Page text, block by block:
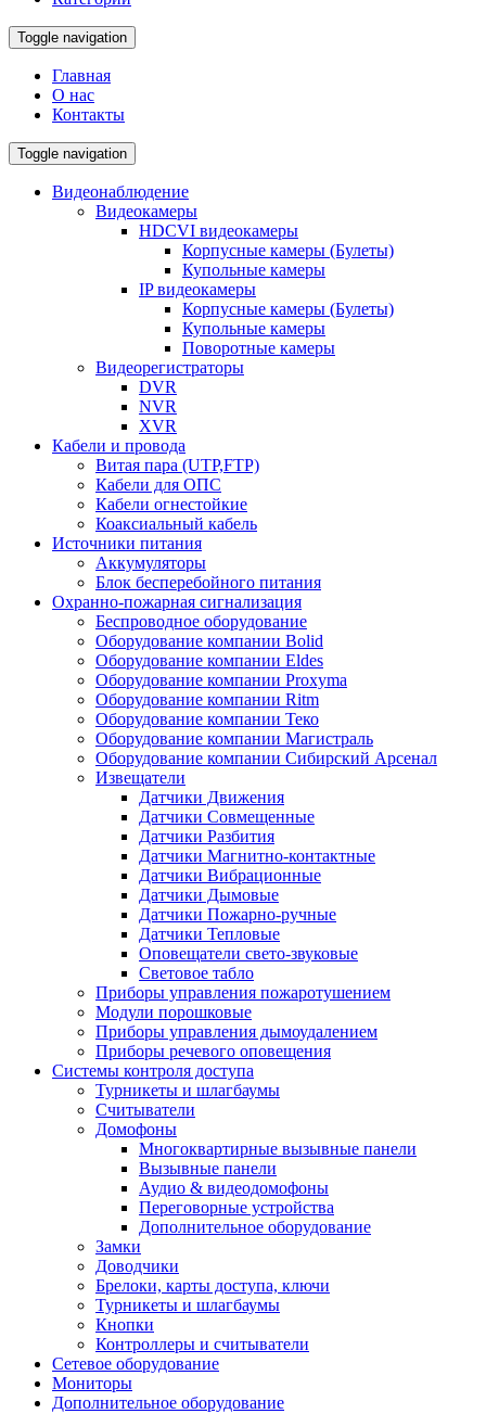
Toggle navigation
Главная
О нас
Контакты
Toggle navigation
Видеонаблюдение
Видеокамеры
HDCVI видеокамеры
Корпусные камеры (Булеты)
Купольные камеры
IP видеокамеры
Корпусные камеры (Булеты)
Купольные камеры
Поворотные камеры
Видеорегистраторы
DVR
NVR
XVR
Кабели и провода
Витая пара (UTP,FTP)
Кабели для ОПС
Кабели огнестойкие
Коаксиальный кабель
Источники питания
Аккумуляторы
Блок бесперебойного питания
Охранно-пожарная сигнализация
Беспроводное оборудование
Оборудование компании Bolid
Оборудование компании Eldes
Оборудование компании Proxyma
Оборудование компании Ritm
Оборудование компании Теко
Оборудование компании Магистраль
Оборудование компании Сибирский Арсенал
Извещатели
Датчики Движения
Датчики Совмещенные
Датчики Разбития
Датчики Магнитно-контактные
Датчики Вибрационные
Датчики Дымовые
Датчики Пожарно-ручные
Датчики Тепловые
Оповещатели свето-звуковые
Световое табло
Приборы управления пожаротушением
Модули порошковые
Приборы управления дымоудалением
Приборы речевого оповещения
Системы контроля доступа
Турникеты и шлагбаумы
Cчитыватели
Домофоны
Многоквартирные вызывные панели
Вызывные панели
Аудио & видеодомофоны
Переговорные устройства
Дополнительное оборудование
Замки
Доводчики
Брелоки, карты доступа, ключи
Турникеты и шлагбаумы
Кнопки
Контроллеры и считыватели
Сетевое оборудование
Мониторы
Дополнительное оборудование